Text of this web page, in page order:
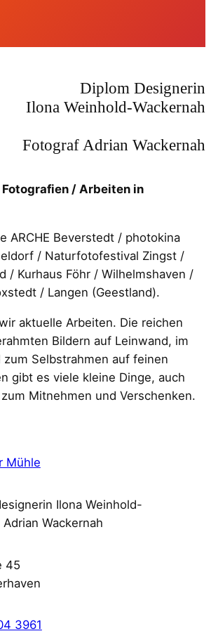
Diplom Designerin
Ilona Weinhold-Wackernah
Fotograf Adrian Wackernah
Fotografien / Arbeiten in
ARCHE Beverstedt / photokina
/ Naturfotofestival Zingst /
/ Kurhaus Föhr / Wilhelmshaven /
/ Langen (Geestland).
aktuelle Arbeiten. Die reichen
Bildern auf Leinwand, im
zum Selbstrahmen auf feinen
gibt es viele kleine Dinge, auch
Mitnehmen und Verschenken.
Mühle
Ilona Weinhold-
Wackernah
45
3961